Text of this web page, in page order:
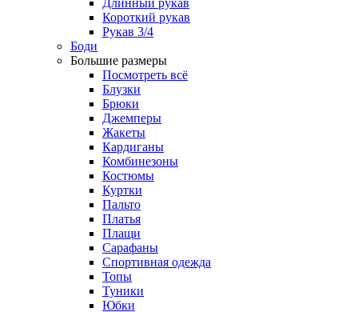
Короткий рукав
Рукав 3/4
Боди
Большие размеры
Посмотреть всё
Блузки
Брюки
Джемперы
Жакеты
Кардиганы
Комбинезоны
Костюмы
Куртки
Пальто
Платья
Плащи
Сарафаны
Спортивная одежда
Топы
Туники
Юбки